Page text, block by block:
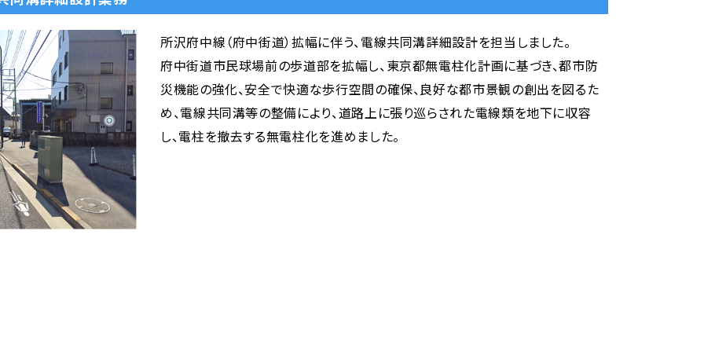
所沢府中線（府中街道）拡幅に伴う、電線共同溝詳細設計を担当しました。
府中街道市民球場前の歩道部を拡幅し、東京都無電柱化計画に基づき、都市防
災機能の強化、安全で快適な歩行空間の確保、良好な都市景観の創出を図るた
め、電線共同溝等の整備により、道路上に張り巡らされた電線類を地下に収容
し、電柱を撤去する無電柱化を進めました。